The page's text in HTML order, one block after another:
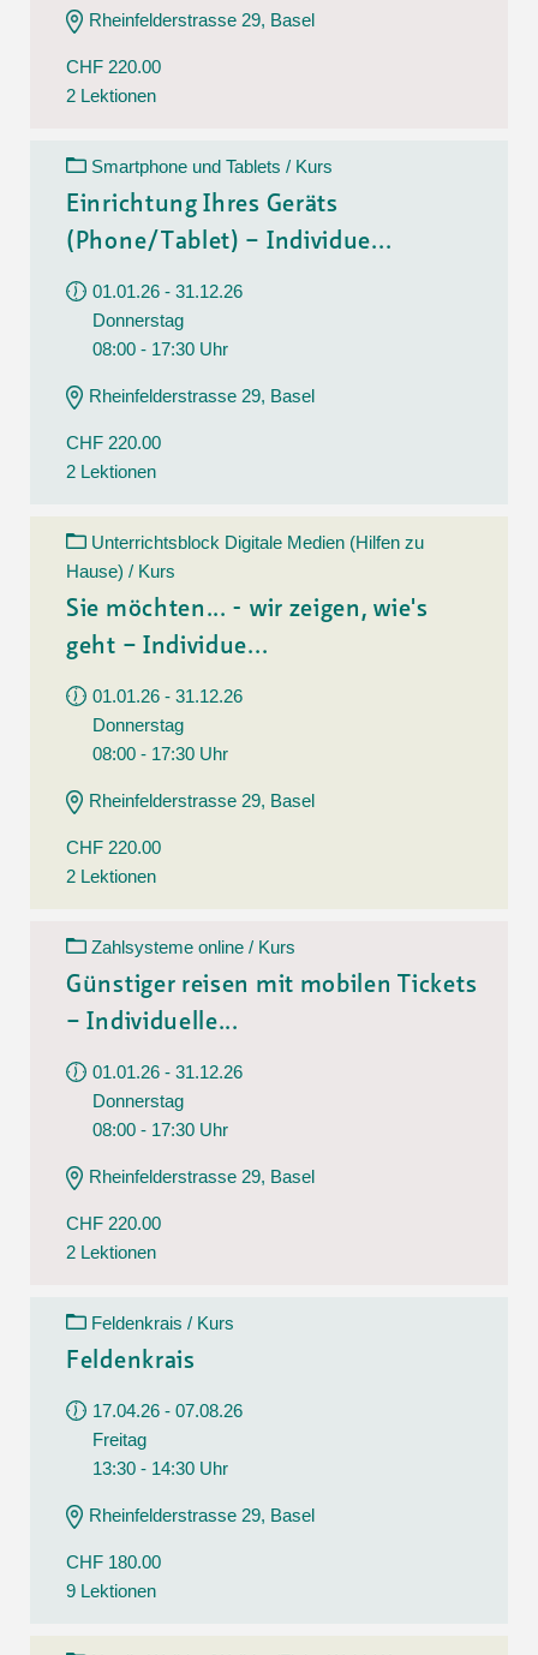
Rheinfelderstrasse 29, Basel
CHF 220.00
2 Lektionen
Smartphone und Tablets / Kurs
Einrichtung Ihres Geräts
(Phone/Tablet) – Individue...
01.01.26 - 31.12.26
Donnerstag
08:00 - 17:30 Uhr
Rheinfelderstrasse 29, Basel
CHF 220.00
2 Lektionen
Unterrichtsblock Digitale Medien (Hilfen zu
Hause) / Kurs
Sie möchten... - wir zeigen, wie's
geht – Individue...
01.01.26 - 31.12.26
Donnerstag
08:00 - 17:30 Uhr
Rheinfelderstrasse 29, Basel
CHF 220.00
2 Lektionen
Zahlsysteme online / Kurs
Günstiger reisen mit mobilen Tickets
– Individuelle...
01.01.26 - 31.12.26
Donnerstag
08:00 - 17:30 Uhr
Rheinfelderstrasse 29, Basel
CHF 220.00
2 Lektionen
Feldenkrais / Kurs
Feldenkrais
17.04.26 - 07.08.26
Freitag
13:30 - 14:30 Uhr
Rheinfelderstrasse 29, Basel
CHF 180.00
9 Lektionen